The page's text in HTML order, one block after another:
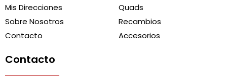
Mis Direcciones
Sobre Nosotros
Contacto
Quads
Recambios
Accesorios
Contacto